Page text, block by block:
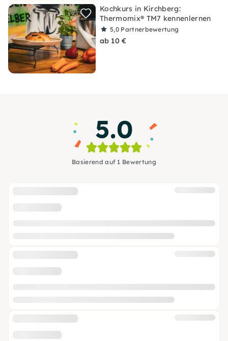
Kochkurs in Kirchberg:
Thermomix® TM7 kennenlernen
5,0 Partnerbewertung
ab 10 €
5.0
Basierend auf 1 Bewertung